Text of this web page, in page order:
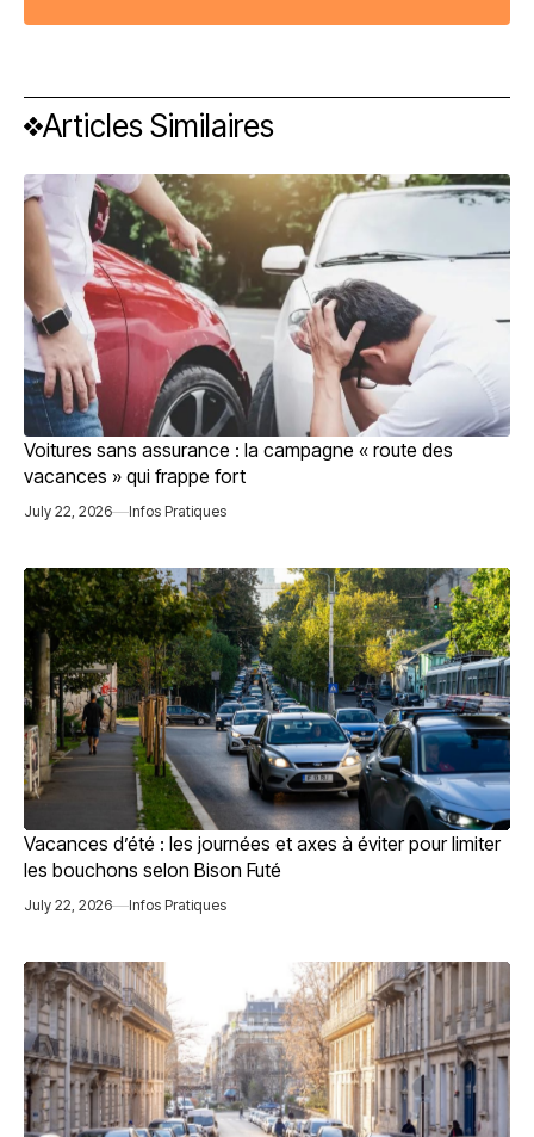
Articles Similaires
Voitures sans assurance : la campagne « route des
vacances » qui frappe fort
July 22, 2026 Infos Pratiques
Vacances d’été : les journées et axes à éviter pour limiter
les bouchons selon Bison Futé
July 22, 2026 Infos Pratiques